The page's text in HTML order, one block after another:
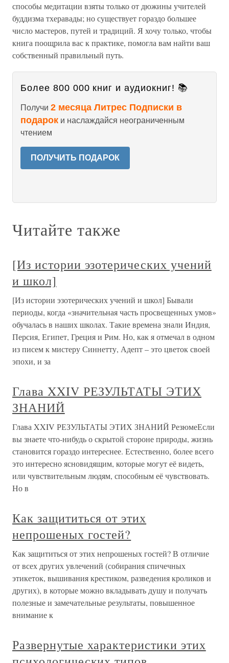
способы медитации взяты только от дюжины учителей
буддизма тхеравады; но существует гораздо большее
число мастеров, путей и традиций. Я хочу только, чтобы
книга поощрила вас к практике, помогла вам найти ваш
собственный правильный путь.
Более 800 000 книг и аудиокниг! 📚
Получи 2 месяца Литрес Подписки в
подарок и наслаждайся неограниченным
чтением
ПОЛУЧИТЬ ПОДАРОК
Читайте также
[Из истории эзотерических учений
и школ]
[Из истории эзотерических учений и школ] Бывали
периоды, когда «значительная часть просвещенных умов»
обучалась в наших школах. Такие времена знали Индия,
Персия, Египет, Греция и Рим. Но, как я отмечал в одном
из писем к мистеру Синнетту, Адепт – это цветок своей
эпохи, и за
Глава XXIV РЕЗУЛЬТАТЫ ЭТИХ
ЗНАНИЙ
Глава XXIV РЕЗУЛЬТАТЫ ЭТИХ ЗНАНИЙ РезюмеЕсли
вы знаете что-нибудь о скрытой стороне природы, жизнь
становится гораздо интереснее. Естественно, более всего
это интересно ясновидящим, которые могут её видеть,
или чувствительным людям, способным её чувствовать.
Но в
Как защититься от этих
непрошеных гостей?
Как защититься от этих непрошеных гостей? В отличие
от всех других увлечений (собирания спичечных
этикеток, вышивания крестиком, разведения кроликов и
других), в которые можно вкладывать душу и получать
полезные и замечательные результаты, повышенное
внимание к
Развернутые характеристики этих